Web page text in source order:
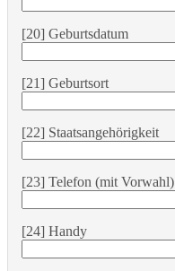
[20] Geburtsdatum
[21] Geburtsort
[22] Staatsangehörigkeit
[23] Telefon (mit Vorwahl)
[24] Handy